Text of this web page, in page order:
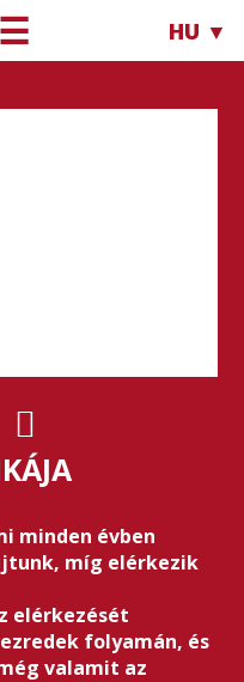
☰ HU ▼
minden évben
míg elérkezik
elérkezését
folyamán, és
valamit az